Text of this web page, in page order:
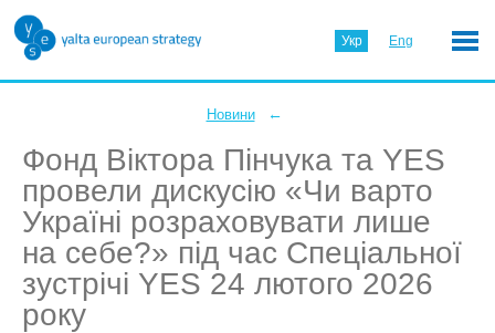
Укр Eng
Новини ←
Фонд Віктора Пінчука та YES
провели дискусію «Чи варто
Україні розраховувати лише
на себе?» під час Спеціальної
зустрічі YES 24 лютого 2026
року